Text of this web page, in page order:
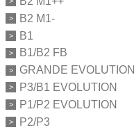
B2 M1-
B1
B1/B2 FB
GRANDE EVOLUTION
P3/B1 EVOLUTION
P1/P2 EVOLUTION
P2/P3